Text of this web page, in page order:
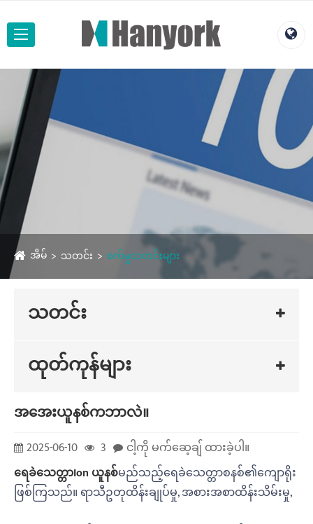
အိမ် သတင်း စက်မှုသတင်းများ
သတင်း
ထုတ်ကုန်များ
အအေးယူနစ်ကဘာလဲ။
2025-06-10 3
ငါ့ကို မက်ဆေ့ချ် ထားခဲ့ပါ။
ရေခဲသေတ္တာIon ယူနစ်မည်သည့်ရေခဲသေတ္တာစနစ်၏ကျောရိုး
ဖြစ်ကြသည်။ ရာသီဥတုထိန်းချုပ်မှု, အစားအစာထိန်းသိမ်းမှု,